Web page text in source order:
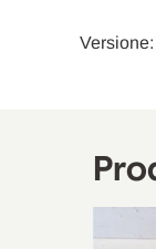
Versione: